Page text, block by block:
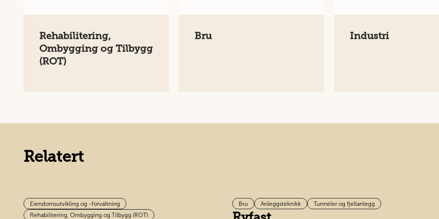
Rehabilitering,
Ombygging og Tilbygg
(ROT)
Bru Industri
Relatert
Eiendomsutvikling og -forvaltning
Rehabilitering, Ombygging og Tilbygg (ROT)
Bru Anleggsteknikk Tunneler og fjellanlegg